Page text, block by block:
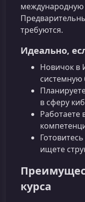
требуются.
Идеально,
Новичок в
системную
в сферу
Работаете
ищете
курса